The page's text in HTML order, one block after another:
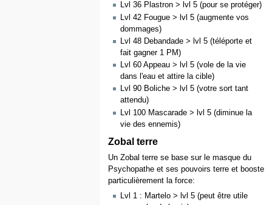
Lvl 36 Plastron > lvl 5 (pour se protéger)
Lvl 42 Fougue > lvl 5 (augmente vos
dommages)
Lvl 48 Debandade > lvl 5 (téléporte et
fait gagner 1 PM)
Lvl 60 Appeau > lvl 5 (vole de la vie
dans l'eau et attire la cible)
Lvl 90 Boliche > lvl 5 (votre sort tant
attendu)
Lvl 100 Mascarade > lvl 5 (diminue la
vie des ennemis)
Zobal terre
Un Zobal terre se base sur le masque du
Psychopathe et ses pouvoirs terre et booste
particulièrement la force:
Lvl 1 : Martelo > lvl 5 (peut être utile